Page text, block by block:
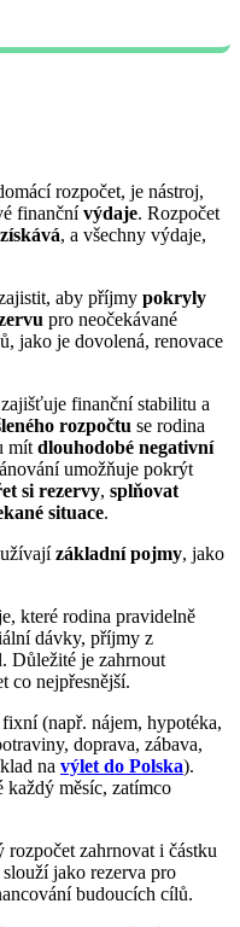
rozpočet, je nástroj,
finančnívýdaje. Rozpočet
získává, a všechny výdaje,
aby příjmy pokryly
pro neočekávané
jako je dovolená, renovace
finanční stabilitu a
rozpočtu se rodina
mít dlouhodobé negativní
umožňuje pokrýt
si rezervy, splňovat
situace.
základní pojmy, jako
které rodina pravidelně
dávky, příjmy z
Důležité je zahrnout
co nejpřesnější.
(např. nájem, hypotéka,
doprava, zábava,
na výlet do Polska).
měsíc, zatímco
zahrnovat i částku
jako rezerva pro
budoucích cílů.